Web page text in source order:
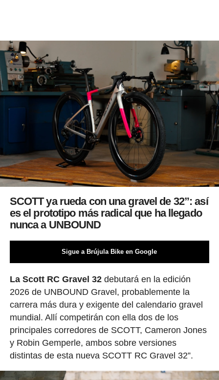
SCOTT ya rueda con una gravel de 32”: así
es el prototipo más radical que ha llegado
nunca a UNBOUND
Sigue a Brújula Bike en Google
La Scott RC Gravel 32debutará en la edición
2026 de UNBOUND Gravel, probablemente la
carrera más dura y exigente del calendario gravel
mundial. Allí competirán con ella dos de los
principales corredores de SCOTT, Cameron Jones
y Robin Gemperle, ambos sobre versiones
distintas de esta nueva SCOTT RC Gravel 32”.